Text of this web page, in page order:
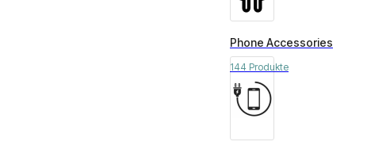
Phone Accessories
144 Produkte